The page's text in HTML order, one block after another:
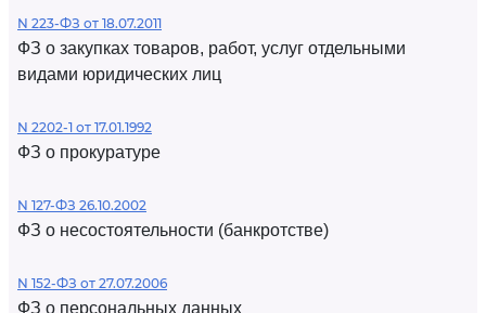
N 223-ФЗ от 18.07.2011
ФЗ о закупках товаров, работ, услуг отдельными
видами юридических лиц
N 2202-1 от 17.01.1992
ФЗ о прокуратуре
N 127-ФЗ 26.10.2002
ФЗ о несостоятельности (банкротстве)
N 152-ФЗ от 27.07.2006
ФЗ о персональных данных